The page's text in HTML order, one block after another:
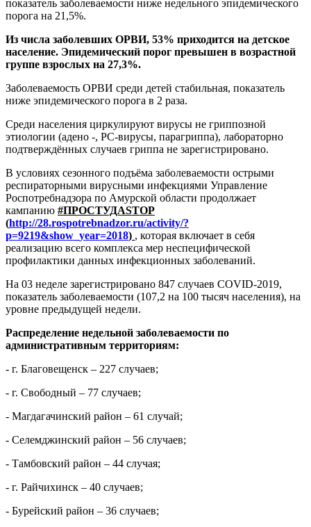
показатель заболеваемости ниже недельного эпидемического
порога на 21,5%.
Из числа заболевших ОРВИ, 53% приходится на детское
население. Эпидемический порог превышен в возрастной
группе взрослых на 27,3%.
Заболеваемость ОРВИ среди детей стабильная, показатель
ниже эпидемического порога в 2 раза.
Среди населения циркулируют вирусы не гриппозной
этиологии (адено -, РС-вирусы, парагриппа), лабораторно
подтверждённых случаев гриппа не зарегистрировано.
В условиях сезонного подъёма заболеваемости острыми
респираторными вирусными инфекциями Управление
Роспотребнадзора по Амурской области продолжает
кампанию #ПРОСТУДАSTOP
(http://28.rospotrebnadzor.ru/activity/?
p=9219&show_year=2018) , которая включает в себя
реализацию всего комплекса мер неспецифической
профилактики данных инфекционных заболеваний.
На 03 неделе зарегистрировано 847 случаев COVID-2019,
показатель заболеваемости (107,2 на 100 тысяч населения), на
уровне предыдущей недели.
Распределение недельной заболеваемости по
административным территориям:
- г. Благовещенск – 227 случаев;
- г. Свободный – 77 случаев;
- Магдагачинский район – 61 случай;
- Селемджинский район – 56 случаев;
- Тамбовский район – 44 случая;
- г. Райчихинск – 40 случаев;
- Бурейский район – 36 случаев;